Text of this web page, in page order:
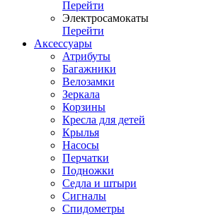
Перейти
Электросамокаты
Перейти
Аксессуары
Атрибуты
Багажники
Велозамки
Зеркала
Корзины
Кресла для детей
Крылья
Насосы
Перчатки
Подножки
Седла и штыри
Сигналы
Спидометры